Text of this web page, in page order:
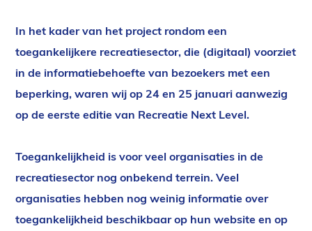
In het kader van het project rondom een
toegankelijkere recreatiesector, die (digitaal) voorziet
in de informatiebehoefte van bezoekers met een
beperking, waren wij op 24 en 25 januari aanwezig
op de eerste editie van Recreatie Next Level.
Toegankelijkheid is voor veel organisaties in de
recreatiesector nog onbekend terrein. Veel
organisaties hebben nog weinig informatie over
toegankelijkheid beschikbaar op hun website en op